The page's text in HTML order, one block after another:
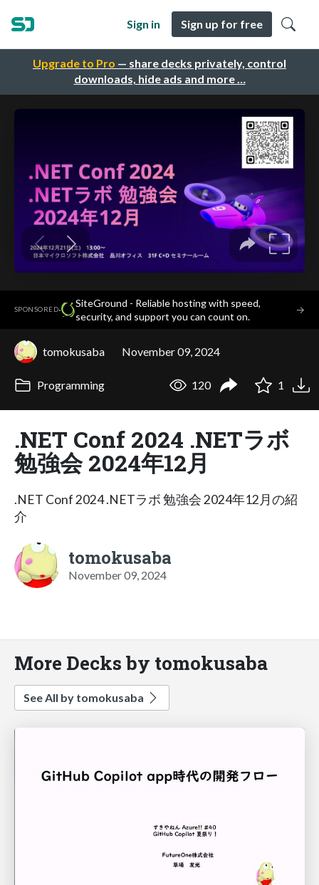
Upgrade to Pro — share decks privately, control
downloads, hide ads and more …
Sign in Sign up for free
SPONSORED·
SiteGround - Reliable hosting with speed,
security, and support you can count on.
→
tomokusaba November 09, 2024
Programming 120 1
.NET Conf 2024 .NETラボ
勉強会 2024年12月
.NET Conf 2024 .NETラボ 勉強会 2024年12月の紹
介
tomokusaba
November 09, 2024
More Decks by tomokusaba
See All by tomokusaba